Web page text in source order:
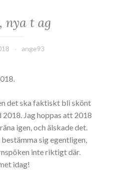
nya t ag
ange93
det ska faktiskt bli skönt
Jag hoppas att 2018
igen, och älskade det.
sig egentligen,
inte riktigt där.
idag!